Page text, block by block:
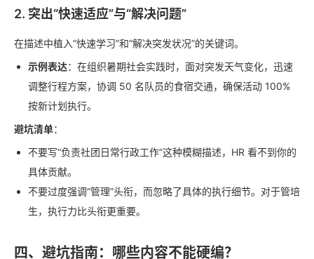
2. 突出“快速适应”与“解决问题”
在描述中植入“快速学习”和“解决突发状况”的关键词。
示例表达：在组织暑期社会实践时，面对突发天气变化，迅速
调整行程方案，协调 50 名队员的食宿交通，确保活动 100%
按新计划执行。
避坑清单：
不要写“负责社团日常行政工作”这种模糊描述，HR 看不到你的
具体贡献。
不要过度强调“管理”头衔，而忽略了具体的执行细节。对于管培
生，执行力比头衔更重要。
四、避坑指南：哪些内容不能硬编？